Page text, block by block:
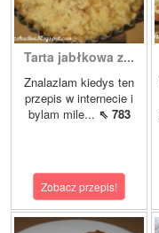
Tarta jabłkowa z...
Znalazlam kiedys ten
przepis w internecie i
bylam mile... ⇖ 783
Zobacz przepis!